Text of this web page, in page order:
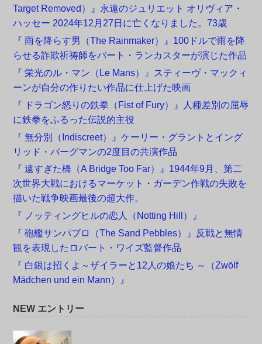
Target Removed）』永遠のジュリエット オリヴィア・
ハッセー 2024年12月27日に亡くなりました。73歳
『 雨を降らす男（The Rainmaker）』100ドルで雨を降
らせる詐欺祈祷師をバート・ランカスターが演じた作品
『 栄光のル・マン（Le Mans）』スティーヴ・マックィ
ーンが自分の作りたい作品に仕上げた映画
『 ドラゴン怒りの鉄拳（Fist of Fury）』人種差別の屈辱
に鉄拳をふるった伝説的主役
『 無分別（Indiscreet）』ケーリー・グラントとイング
リッド・バーグマンの2度目の共演作品
『 遠すぎた橋（A Bridge Too Far）』1944年9月、第二
次世界大戦におけるマーケット・ガーデン作戦の失敗を
描いた戦争映画最後の超大作。
『 ノッティングヒルの恋人（Notting Hill）』
『 砲艦サンパブロ（The Sand Pebbles）』反戦と無情
観を表現したロバート・ワイズ監督作品
『 白銀は招くよ～ザイラーと12人の娘たち ～（Zwölf
Mädchen und ein Mann）』
NEW エントリー